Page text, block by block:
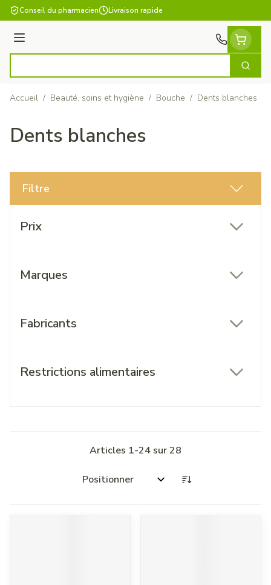
Aller au contenu
Conseil du pharmacien Livraison rapide
Menu
Accueil / Beauté, soins et hygiène / Bouche / Dents blanches
Dents blanches
Filtre
Prix
Marques
Fabricants
Restrictions alimentaires
Articles 1-24 sur28
Trier par: